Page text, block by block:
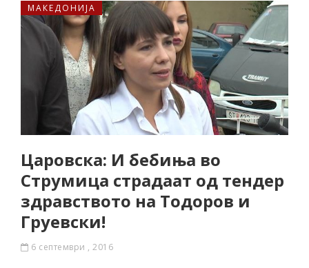
МАКЕДОНИЈА
Царовска: И бебиња во
Струмица страдаат од тендер
здравството на Тодоров и
Груевски!
6 септември , 2016